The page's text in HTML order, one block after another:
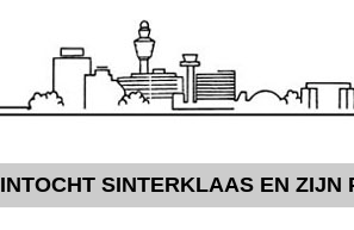
INTOCHT SINTERKLAAS EN ZIJN